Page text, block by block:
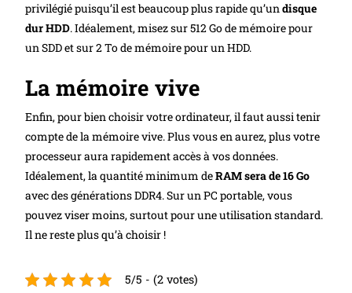
privilégié puisqu’il est beaucoup plus rapide qu’undisque
dur HDD. Idéalement, misez sur 512 Go de mémoire pour
un SDD et sur 2 To de mémoire pour un HDD.
La mémoire vive
Enfin, pour bien choisir votre ordinateur, il faut aussi tenir
compte de la mémoire vive. Plus vous en aurez, plus votre
processeur aura rapidement accès à vos données.
Idéalement, la quantité minimum deRAM sera de 16 Go
avec des générations DDR4. Sur un PC portable, vous
pouvez viser moins, surtout pour une utilisation standard.
Il ne reste plus qu’à choisir !
5/5 - (2 votes)